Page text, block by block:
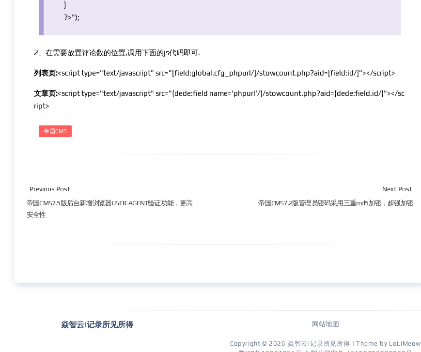
}
?>");
2、在需要放置评论数的位置,调用下面的js代码即可.
列表页:<script type="text/javascript" src="[field:global.cfg_phpurl/]/stowcount.php?aid=[field:id/]"></script>
文章页:<script type="text/javascript" src="{dede:field name='phpurl'/}/stowcount.php?aid={dede:field.id/}"></sc
ript>
帝国CMS
Previous Post
帝国CMS7.5版后台新增浏览器USER-AGENT验证功能，更高
安全性
Next Post
帝国CMS7.2版管理员密码采用三重md5加密，超强加密
焱智云|记录所见所得 网站地图
Copyright © 2026 焱智云|记录所见所得 | Theme by LoLiMeow